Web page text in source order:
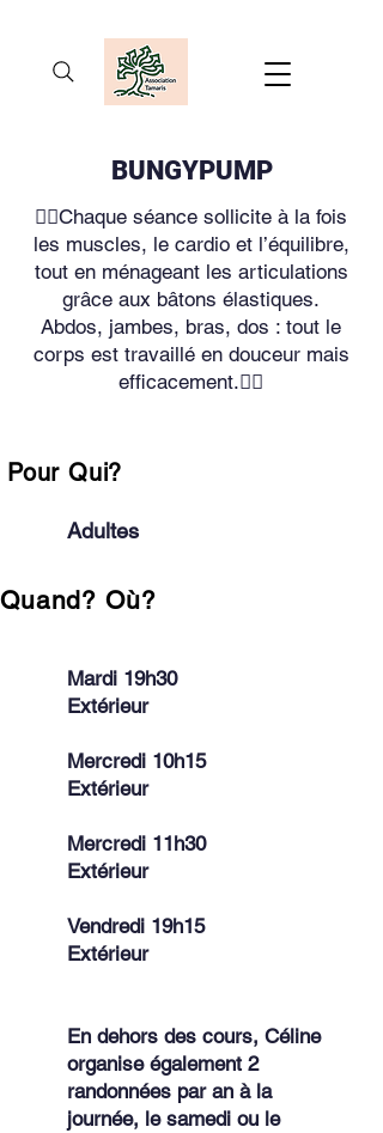
BUNGYPUMP
🧘‍♀️Chaque séance sollicite à la fois
les muscles, le cardio et l’équilibre,
tout en ménageant les articulations
grâce aux bâtons élastiques.
Abdos, jambes, bras, dos : tout le
corps est travaillé en douceur mais
efficacement.🧘‍♀️
Pour Qui?
Adultes
Quand? Où?
Mardi 19h30
Extérieur
Mercredi 10h15
Extérieur
Mercredi 11h30
Extérieur
Vendredi 19h15
Extérieur
En dehors des cours, Céline
organise également 2
randonnées par an à la
journée, le samedi ou le